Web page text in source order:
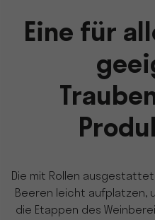
Eine für
Die mit Rollen
Beeren leicht aufplatzen,
die Etappen des